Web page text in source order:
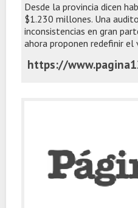
Desde la provincia dicen
$1.230 millones. Una
inconsistencias en gran
ahora proponen redefinir